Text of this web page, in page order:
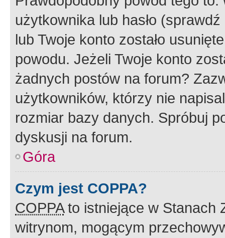
użytkownika lub hasło
lub Twoje konto zostało
powodu. Jeżeli Twoje konto
żadnych postów na forum?
użytkowników, którzy nie
rozmiar bazy danych. Spróbuj
dyskusji na forum.
Góra
Czym jest COPPA?
COPPAto istniejące w Stanach
witrynom, mogącym